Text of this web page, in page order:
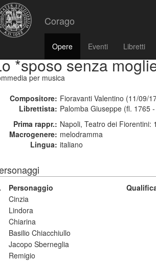
Corago
Opere Eventi Libretti
*sposo senza
per musica
Compositore: Fioravanti Valentino (11/09/
Librettista: Palomba Giuseppe (fl. 1765
Prima rappr.: Napoli, Teatro dei Fiorentini:
Macrogenere: melodramma
Lingua: italiano
Personaggio
Cinzia
Lindora
Chiarina
Basilio Chiacchiullo
Jacopo Sberneglia
Remigio